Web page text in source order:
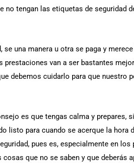
no tengan las etiquetas de seguridad
una manera u otra se paga y
prestaciones van a ser bastantes
debemos cuidarlo para que nuestro
es que tengas calma y prepares,
listo para cuando se acerque la hora
pues es, especialmente en los
que no se saben y que deberás